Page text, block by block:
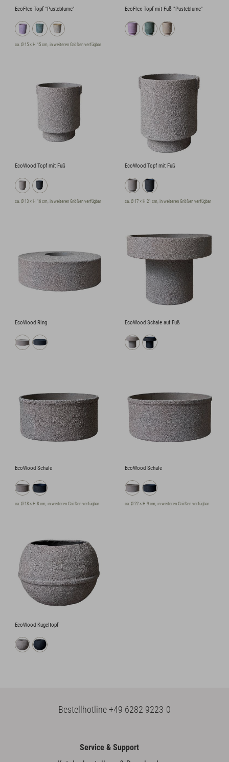
EcoFlex Topf "Pusteblume"
ca. Ø 15 × H 15 cm, in weiteren Größen verfügbar
EcoFlex Topf mit Fuß "Pusteblume"
EcoWood Topf mit Fuß
ca. Ø 13 × H 16 cm, in weiteren Größen verfügbar
EcoWood Topf mit Fuß
ca. Ø 17 × H 21 cm, in weiteren Größen verfügbar
EcoWood Ring EcoWood Schale auf Fuß
EcoWood Schale
ca. Ø 18 × H 8 cm, in weiteren Größen verfügbar
EcoWood Schale
ca. Ø 22 × H 9 cm, in weiteren Größen verfügbar
EcoWood Kugeltopf
Bestellhotline+49 6282 9223-0
Service & Support